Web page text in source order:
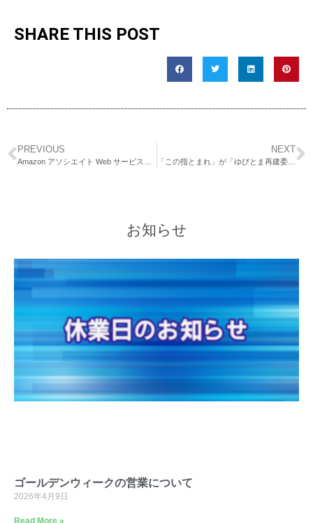
SHARE THIS POST
PREVIOUS NEXT
「この指とまれ」が「ゆびとま再建委員会」へ移管？
お知らせ
ゴールデンウィークの営業について
2026年4月9日
Read More »